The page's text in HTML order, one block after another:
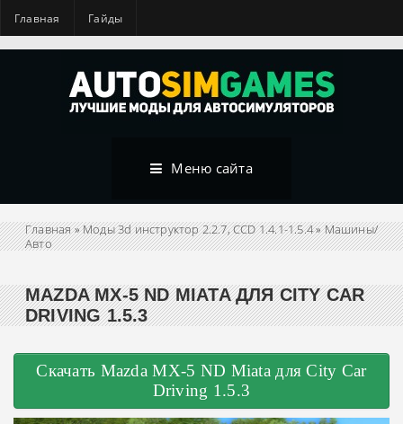
Главная Гайды
Меню сайта
Главная»Моды 3d инструктор 2.2.7, CCD 1.4.1-1.5.4»Машины/
Авто
MAZDA MX-5 ND MIATA ДЛЯ CITY CAR
DRIVING 1.5.3
Скачать Mazda MX-5 ND Miata для City Car
Driving 1.5.3